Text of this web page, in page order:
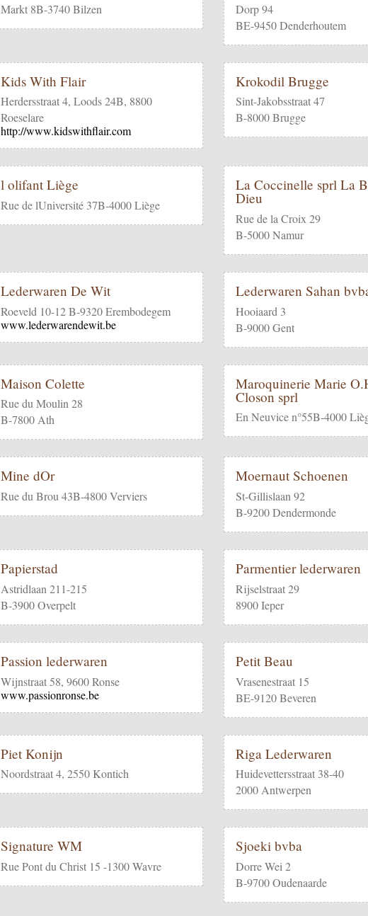
Markt 8B-3740 Bilzen
Dorp 94
BE-9450 Denderhoutem
Kids With Flair
Herdersstraat 4, Loods 24B, 8800
Roeselare
http://www.kidswithflair.com
Krokodil Brugge
Sint-Jakobsstraat 47
B-8000 Brugge
l olifant Liège
Rue de lUniversité 37B-4000 Liège
La Coccinelle sprl La
Dieu
Rue de la Croix 29
B-5000 Namur
Lederwaren De Wit
Roeveld 10-12 B-9320 Erembodegem
www.lederwarendewit.be
Lederwaren Sahan
Hooiaard 3
B-9000 Gent
Maison Colette
Rue du Moulin 28
B-7800 Ath
Maroquinerie Marie
Closon sprl
En Neuvice n°55B-4000
Mine dOr
Rue du Brou 43B-4800 Verviers
Moernaut Schoenen
St-Gillislaan 92
B-9200 Dendermonde
Papierstad
Astridlaan 211-215
B-3900 Overpelt
Parmentier lederwaren
Rijselstraat 29
8900 Ieper
Passion lederwaren
Wijnstraat 58, 9600 Ronse
www.passionronse.be
Petit Beau
Vrasenestraat 15
BE-9120 Beveren
Piet Konijn
Noordstraat 4, 2550 Kontich
Riga Lederwaren
Huidevettersstraat 38-40
2000 Antwerpen
Signature WM
Rue Pont du Christ 15 -1300 Wavre
Sjoeki bvba
Dorre Wei 2
B-9700 Oudenaarde